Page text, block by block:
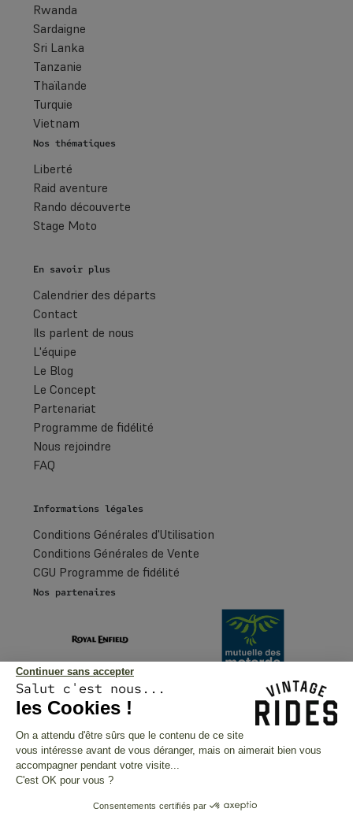
Rwanda
Sardaigne
Sri Lanka
Tanzanie
Thaïlande
Turquie
Vietnam
Nos thématiques
Liberté
Raid aventure
Rando découverte
Stage Moto
En savoir plus
Calendrier des départs
Contact
Ils parlent de nous
L'équipe
Le Blog
Le Concept
Partenariat
Programme de fidélité
Nous rejoindre
FAQ
Informations légales
Conditions Générales d'Utilisation
Conditions Générales de Vente
CGU Programme de fidélité
Nos partenaires
Paiements sécurisés
International
United States
Continuer sans accepter
Salut c'est nous...
les Cookies !
On a attendu d'être sûrs que le contenu de ce site
vous intéresse avant de vous déranger, mais on aimerait bien vous
accompagner pendant votre visite...
C'est OK pour vous ?
Consentements certifiés par